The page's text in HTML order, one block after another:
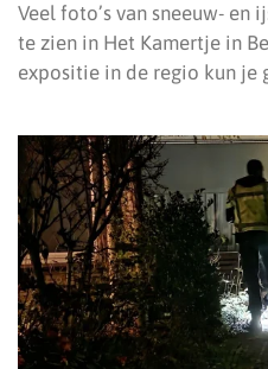
Veel foto’s van sneeuw-
te zien in Het Kamertje in
expositie in de regio kun je